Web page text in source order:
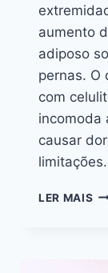
aumento
adiposo
pernas. O
com
incomoda
causar
LER MAIS